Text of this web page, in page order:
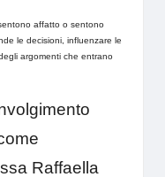
affatto o sentono
le decisioni, influenzare le
argomenti che entrano
Raffaella